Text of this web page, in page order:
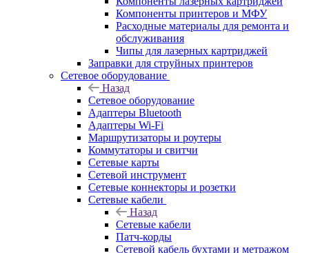
Компоненты принтеров и МФУ
Расходные материалы для ремонта и
обслуживания
Чипы для лазерных картриджей
Заправки для струйных принтеров
Сетевое оборудование
Назад
Сетевое оборудование
Адаптеры Bluetooth
Адаптеры Wi-Fi
Маршрутизаторы и роутеры
Коммутаторы и свитчи
Сетевые карты
Сетевой инструмент
Сетевые коннекторы и розетки
Сетевые кабели
Назад
Сетевые кабели
Патч-корды
Сетевой кабель бухтами и метражом